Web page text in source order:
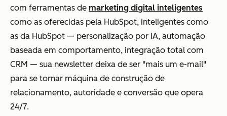
com ferramentas de marketing digital inteligentes
como as oferecidas pela HubSpot, inteligentes como
as da HubSpot — personalização por IA, automação
baseada em comportamento, integração total com
CRM — sua newsletter deixa de ser "mais um e-mail"
para se tornar máquina de construção de
relacionamento, autoridade e conversão que opera
24/7.